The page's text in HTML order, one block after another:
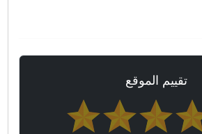
تقييم الموقع